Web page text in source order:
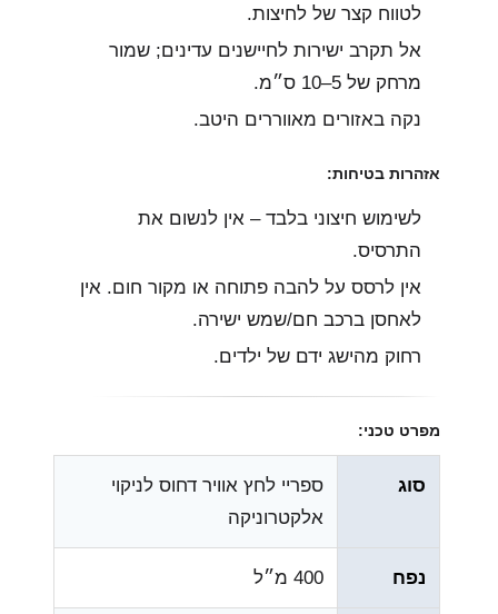
לטווח קצר של לחיצות.
אל תקרב ישירות לחיישנים עדינים; שמור
מרחק של 5–10 ס״מ.
נקה באזורים מאווררים היטב.
אזהרות בטיחות:
לשימוש חיצוני בלבד – אין לנשום את
התרסיס.
אין לרסס על להבה פתוחה או מקור חום. אין
לאחסן ברכב חם/שמש ישירה.
רחוק מהישג ידם של ילדים.
מפרט טכני:
סוג
ספריי לחץ אוויר דחוס לניקוי
אלקטרוניקה
נפח 400 מ״ל